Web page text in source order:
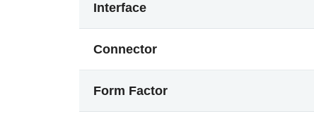
Interface
Connector
Form Factor